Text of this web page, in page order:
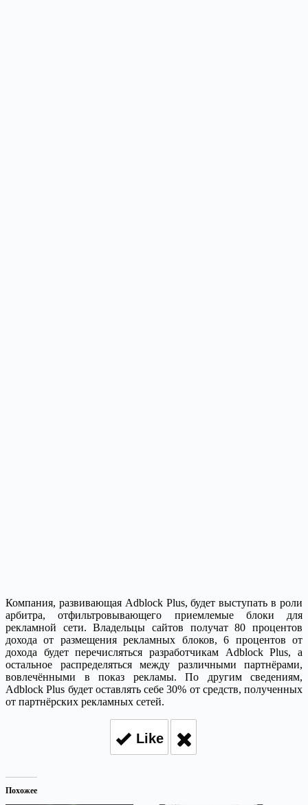
Компания, развивающая Adblock Plus, будет выступать в роли
арбитра, отфильтровывающего приемлемые блоки для
рекламной сети. Владельцы сайтов получат 80 процентов
дохода от размещения рекламных блоков, 6 процентов от
дохода будет перечисляться разработчикам Adblock Plus, а
остальное распределяться между различными партнёрами,
вовлечёнными в показ рекламы. По другим сведениям,
Adblock Plus будет оставлять себе 30% от средств, полученных
от партнёрских рекламных сетей.
Like
Похожее